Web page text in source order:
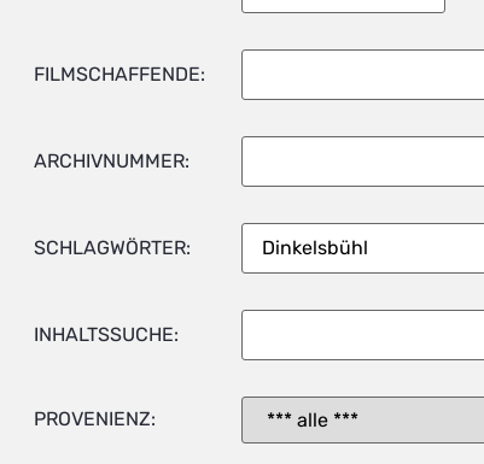
FILMSCHAFFENDE:
ARCHIVNUMMER:
SCHLAGWÖRTER:
INHALTSSUCHE:
PROVENIENZ: